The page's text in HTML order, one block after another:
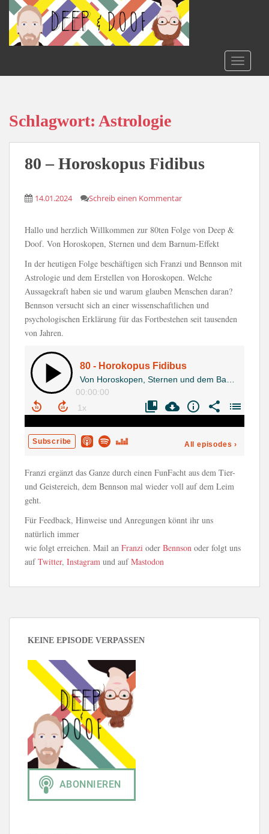
o
Schlagwort: Astrologie
80 – Horoskopus Fidibus
14.01.2024 Schreib einen Kommentar
Hallo und herzlich Willkommen zur 80ten Folge von Deep &
Doof. Von Horoskopen, Sternen und dem Barnum-Effekt
In der heutigen Folge beschäftigen sich Franzi und Bennson mit
Astrologie und dem Erstellen von Horoskopen. Welche
Aussagekraft haben sie und warum glauben Menschen daran?
Bennson versucht sich an einer wissenschaftlichen und
psychologischen Erklärung für das Fortbestehen seit tausenden
von Jahren.
Franzi ergänzt das Ganze durch einen FunFacht aus dem Tier-
und Geistereich, dem Bennson mal wieder voll auf dem Leim
geht.
Für Feedback, Hinweise und Anregungen könnt ihr uns
natürlich immer
wie folgt erreichen. Mail an Franzi oder Bennson oder folgt uns
aufTwitter, Instagram und aufMastodon
KEINE EPISODE VERPASSEN